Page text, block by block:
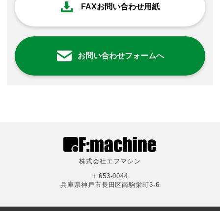
FAXお問い合わせ用紙
お問い合わせフォームへ
株式会社エフマシン
〒653-0044
兵庫県神戸市長田区南駒栄町3-6